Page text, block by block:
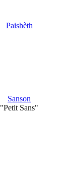
Paishèth
Sanson
"Petit Sans"